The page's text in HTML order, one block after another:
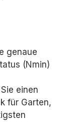
genaue
(Nmin)
einen
für Garten,